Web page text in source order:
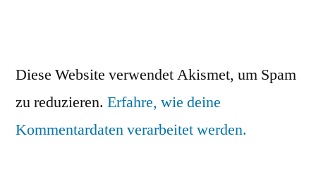
Diese Website verwendet Akismet, um Spam
zu reduzieren. Erfahre, wie deine
Kommentardaten verarbeitet werden.